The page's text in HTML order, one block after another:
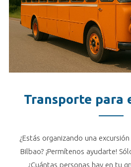
Transporte para
¿Estás organizando una
Bilbao? ¡Permítenos ayudarte!
¿Cuántas personas hay en tu